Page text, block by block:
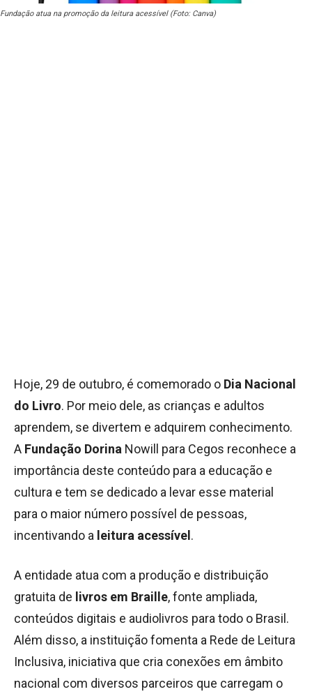
Fundação atua na promoção da leitura acessível (Foto: Canva)
Hoje, 29 de outubro, é comemorado o Dia Nacional
do Livro. Por meio dele, as crianças e adultos
aprendem, se divertem e adquirem conhecimento.
A Fundação Dorina Nowill para Cegos reconhece a
importância deste conteúdo para a educação e
cultura e tem se dedicado a levar esse material
para o maior número possível de pessoas,
incentivando a leitura acessível .
A entidade atua com a produção e distribuição
gratuita de livros em Braille, fonte ampliada,
conteúdos digitais e audiolivros para todo o Brasil.
Além disso, a instituição fomenta a Rede de Leitura
Inclusiva, iniciativa que cria conexões em âmbito
nacional com diversos parceiros que carregam o